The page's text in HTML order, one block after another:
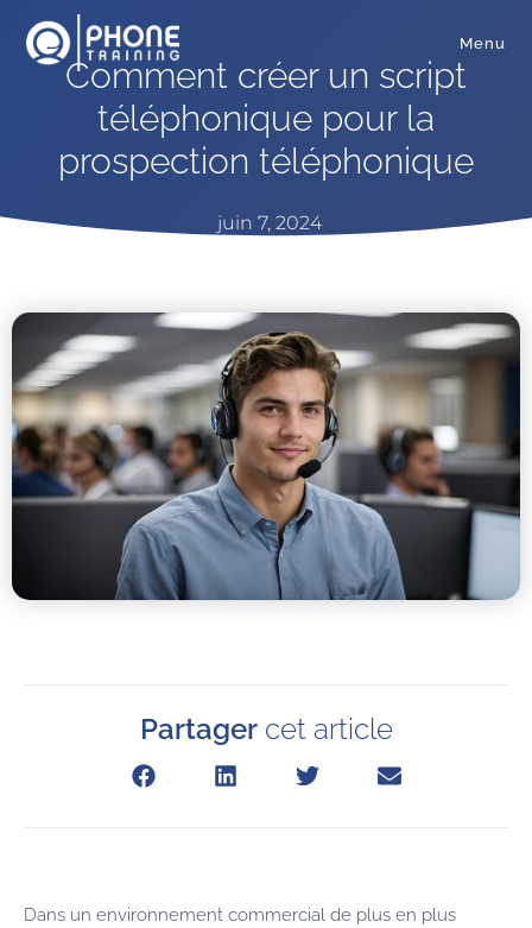
Menu
Comment créer un script
téléphonique pour la
prospection téléphonique
juin 7, 2024
Partagercet article
Dans un environnement commercial de plus en plus